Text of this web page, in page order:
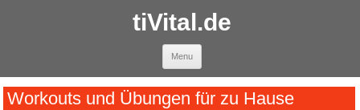
tiVital.de
Menu
Workouts und Übungen für zu Hause